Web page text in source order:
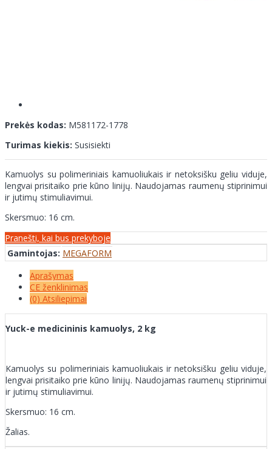
Prekės kodas: M581172-1778
Turimas kiekis: Susisiekti
Kamuolys su polimeriniais kamuoliukais ir netoksišku geliu viduje,
lengvai prisitaiko prie kūno linijų. Naudojamas raumenų stiprinimui
ir jutimų stimuliavimui.
Skersmuo: 16 cm.
Pranešti, kai bus prekyboje
Gamintojas: MEGAFORM
Aprašymas
CE ženklinimas
(0) Atsiliepimai
Yuck-e medicininis kamuolys, 2 kg
Kamuolys su polimeriniais kamuoliukais ir netoksišku geliu viduje,
lengvai prisitaiko prie kūno linijų. Naudojamas raumenų stiprinimui
ir jutimų stimuliavimui.
Skersmuo: 16 cm.
Žalias.